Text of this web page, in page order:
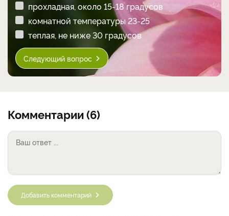
прохладная, около 15-18 градусов
комнатной температуры 23-25
теплая, не ниже 30 градусов
Следующий вопрос
Комментарии (6)
Добавить комментарий